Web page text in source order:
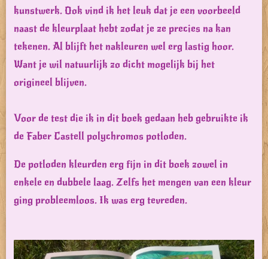
kunstwerk. Ook vind ik het leuk dat je een voorbeeld
naast de kleurplaat hebt zodat je ze precies na kan
tekenen. Al blijft het nakleuren wel erg lastig hoor.
Want je wil natuurlijk zo dicht mogelijk bij het
origineel blijven.
Voor de test die ik in dit boek gedaan heb gebruikte ik
de Faber Castell polychromos potloden.
De potloden kleurden erg fijn in dit boek zowel in
enkele en dubbele laag. Zelfs het mengen van een kleur
ging probleemloos. Ik was erg tevreden.